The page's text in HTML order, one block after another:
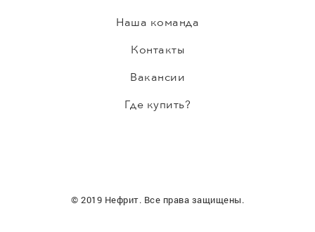
Наша команда
Контакты
Вакансии
Где купить?
© 2019 Нефрит. Все права защищены.